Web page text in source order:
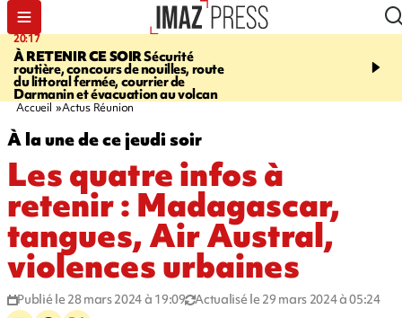
20:17
À RETENIR CE SOIRSécurité
routière, concours de nouilles, route
du littoral fermée, courrier de
Darmanin et évacuation au volcan
08:26
rencontre d'un géant
Accueil Actus Réunion
À la une de ce jeudi soir
Les quatre infos à
retenir : Madagascar,
tangues, Air Austral,
violences urbaines
Publié le 28 mars 2024 à 19:09 Actualisé le 29 mars 2024 à 05:24